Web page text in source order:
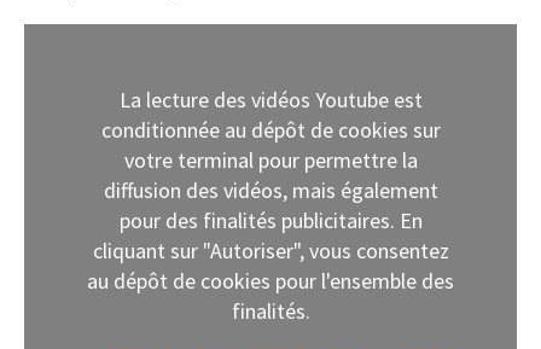
La lecture des vidéos Youtube est
conditionnée au dépôt de cookies sur
votre terminal pour permettre la
diffusion des vidéos, mais également
pour des finalités publicitaires. En
cliquant sur "Autoriser", vous consentez
au dépôt de cookies pour l'ensemble des
finalités.